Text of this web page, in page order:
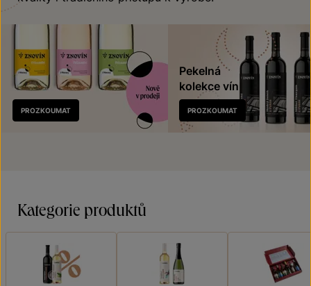
Nově
v prodeji
PROZKOUMAT
Pekelná
kolekce vín
PROZKOUMAT
Kategorie produktů